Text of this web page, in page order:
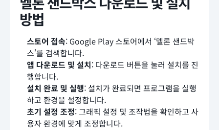
방법
스토어 접속: Google Play 스토어에서 ‘멜론 샌드박
스’를 검색합니다.
앱 다운로드 및 설치: 다운로드 버튼을 눌러 설치를 진
행합니다.
설치 완료 및 실행: 설치가 완료되면 프로그램을 실행
하고 환경을 설정합니다.
초기 설정 조정: 그래픽 설정 및 조작법을 확인하고 사
용자 환경에 맞게 조정합니다.